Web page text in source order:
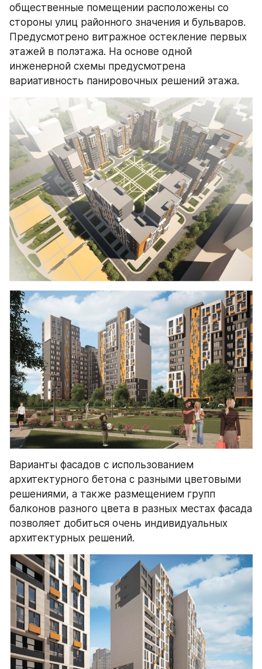
общественные помещении расположены со
стороны улиц районного значения и бульваров.
Предусмотрено витражное остекление первых
этажей в полэтажа. На основе одной
инженерной схемы предусмотрена
вариативность панировочных решений этажа.
Варианты фасадов с использованием
архитектурного бетона с разными цветовыми
решениями, а также размещением групп
балконов разного цвета в разных местах фасада
позволяет добиться очень индивидуальных
архитектурных решений.